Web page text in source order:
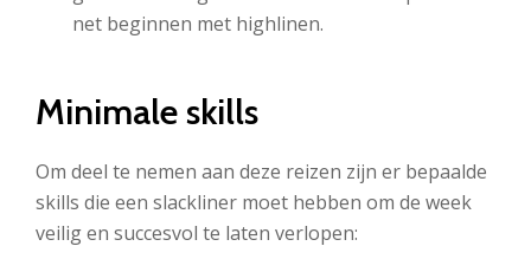
net beginnen met highlinen.
Minimale skills
Om deel te nemen aan deze reizen zijn er bepaalde
skills die een slackliner moet hebben om de week
veilig en succesvol te laten verlopen: